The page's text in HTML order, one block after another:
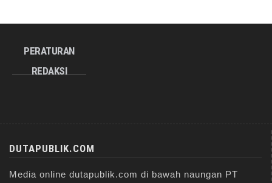
PERATURAN
REDAKSI
DUTAPUBLIK.COM
Media online dutapublik.com di bawah naungan PT